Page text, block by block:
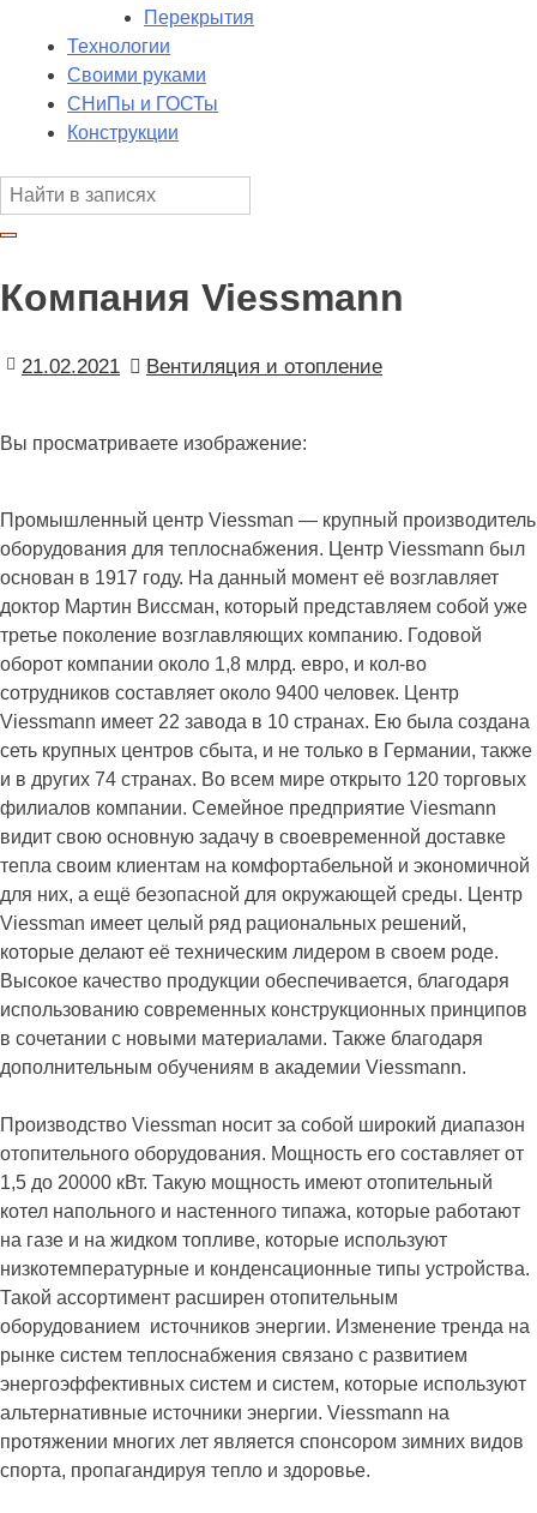
Перекрытия
Технологии
Своими руками
СНиПы и ГОСТы
Конструкции
Компания Viessmann
21.02.2021 Вентиляция и отопление
Вы просматриваете изображение:
Промышленный центр Viessman — крупный производитель
оборудования для теплоснабжения. Центр Viessmann был
основан в 1917 году. На данный момент её возглавляет
доктор Мартин Виссман, который представляем собой уже
третье поколение возглавляющих компанию. Годовой
оборот компании около 1,8 млрд. евро, и кол-во
сотрудников составляет около 9400 человек. Центр
Viessmann имеет 22 завода в 10 странах. Ею была создана
сеть крупных центров сбыта, и не только в Германии, также
и в других 74 странах. Во всем мире открыто 120 торговых
филиалов компании. Семейное предприятие Viesmann
видит свою основную задачу в своевременной доставке
тепла своим клиентам на комфортабельной и экономичной
для них, а ещё безопасной для окружающей среды. Центр
Viessman имеет целый ряд рациональных решений,
которые делают её техническим лидером в своем роде.
Высокое качество продукции обеспечивается, благодаря
использованию современных конструкционных принципов
в сочетании с новыми материалами. Также благодаря
дополнительным обучениям в академии Viessmann.
Производство Viessman носит за собой широкий диапазон
отопительного оборудования. Мощность его составляет от
1,5 до 20000 кВт. Такую мощность имеют отопительный
котел напольного и настенного типажа, которые работают
на газе и на жидком топливе, которые используют
низкотемпературные и конденсационные типы устройства.
Такой ассортимент расширен отопительным
оборудованием источников энергии. Изменение тренда на
рынке систем теплоснабжения связано с развитием
энергоэффективных систем и систем, которые используют
альтернативные источники энергии. Viessmann на
протяжении многих лет является спонсором зимних видов
спорта, пропагандируя тепло и здоровье.